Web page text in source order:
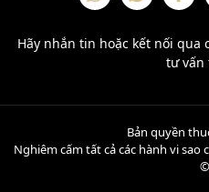
Hãy nhắn tin hoặc kết nối qua
tư vấn
Bản quyền
Nghiêm cấm tất cả các hành vi
©